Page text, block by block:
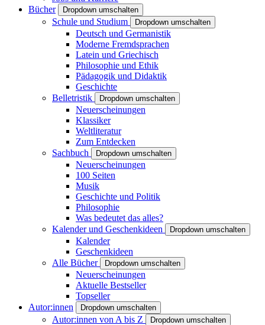
Bücher
Dropdown umschalten
Schule und Studium Dropdown umschalten
Deutsch und Germanistik
Moderne Fremdsprachen
Latein und Griechisch
Philosophie und Ethik
Pädagogik und Didaktik
Geschichte
Belletristik
Dropdown umschalten
Neuerscheinungen
Klassiker
Weltliteratur
Zum Entdecken
Sachbuch
Dropdown umschalten
Neuerscheinungen
100 Seiten
Musik
Geschichte und Politik
Philosophie
Was bedeutet das alles?
Kalender und Geschenkideen
Dropdown umschalten
Kalender
Geschenkideen
Alle Bücher
Dropdown umschalten
Neuerscheinungen
Aktuelle Bestseller
Topseller
Autor:innen
Dropdown umschalten
Autor:innen von A bis Z Dropdown umschalten